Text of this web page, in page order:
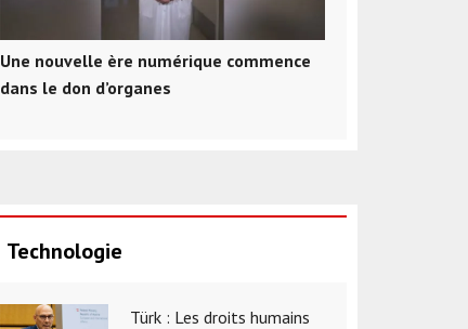
Une nouvelle ère numérique commence
dans le don d’organes
Technologie
Türk : Les droits humains